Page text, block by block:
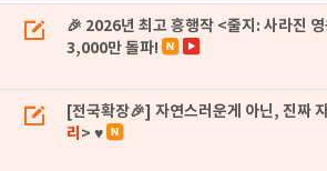
🎉 2026년 최고 흥행작 <줄지: 사라진
3,000만 돌파!
[전국확장🎉] 자연스러운게 아닌, 진짜
리 > ♥